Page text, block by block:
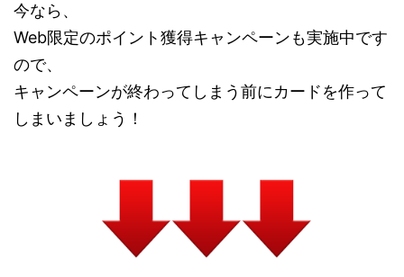
今なら、
Web限定のポイント獲得キャンペーンも実施中です
ので、
キャンペーンが終わってしまう前にカードを作って
しまいましょう！